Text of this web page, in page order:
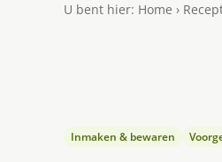
U bent hier: Home ›
Inmaken & bewaren